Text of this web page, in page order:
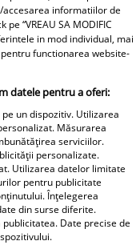
de vinete cu
necopt – zacusca
accesarea informatiilor de
“VREAU SA MODIFIC
in mod individual, mai
functionarea website-
datele pentru a oferi:
un dispozitiv. Utilizarea
Măsurarea
serviciilor.
personalizate.
Utilizarea datelor limitate
pentru publicitate
Înțelegerea
din surse diferite.
Date precise de